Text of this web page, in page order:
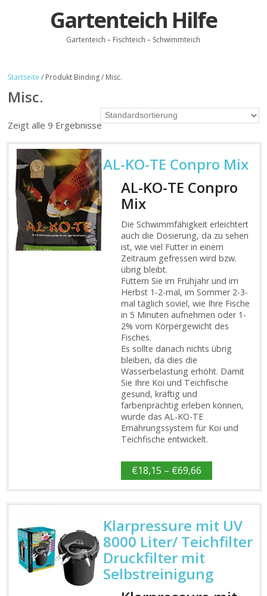
Gartenteich Hilfe
Gartenteich – Fischteich – Schwimmteich
Startseite / Produkt Binding / Misc.
Misc.
Zeigt alle 9 Ergebnisse
AL-KO-TE Conpro Mix
AL-KO-TE Conpro
Mix
Die Schwimmfähigkeit erleichtert
auch die Dosierung, da zu sehen
ist, wie viel Futter in einem
Zeitraum gefressen wird bzw.
übrig bleibt.
Füttern Sie im Frühjahr und im
Herbst 1-2-mal, im Sommer 2-3-
mal täglich soviel, wie Ihre Fische
in 5 Minuten aufnehmen oder 1-
2% vom Körpergewicht des
Fisches.
Es sollte danach nichts übrig
bleiben, da dies die
Wasserbelastung erhöht. Damit
Sie Ihre Koi und Teichfische
gesund, kräftig und
farbenprächtig erleben können,
wurde das AL-KO-TE
Ernährungssystem für Koi und
Teichfische entwickelt.
€18,15 – €69,66
Klarpressure mit UV
8000 Liter/ Teichfilter
Druckfilter mit
Selbstreinigung